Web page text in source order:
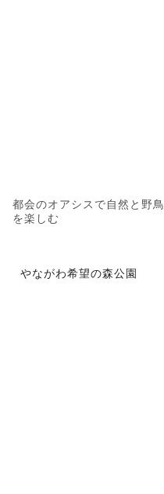
都会のオアシスで自然と野鳥
を楽しむ
やながわ希望の森公園